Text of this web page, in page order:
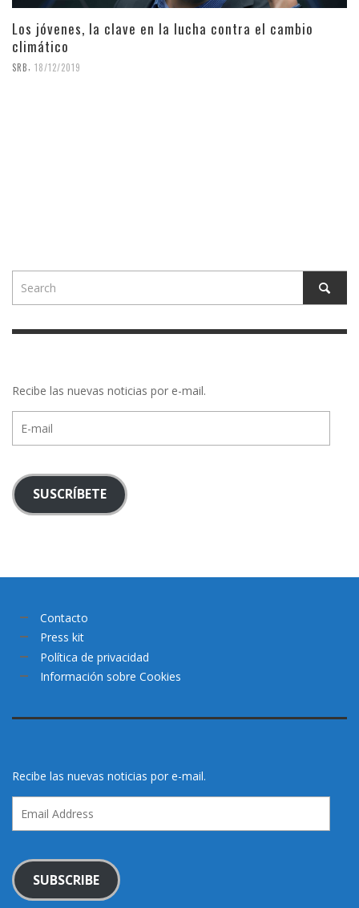
Los jóvenes, la clave en la lucha contra el cambio
climático
SRB 18/12/2019
Recibe las nuevas noticias por e-mail.
mail
SUSCRÍBETE
Contacto
Press kit
Política de privacidad
Información sobre Cookies
Recibe las nuevas noticias por e-mail.
Address
SUBSCRIBE